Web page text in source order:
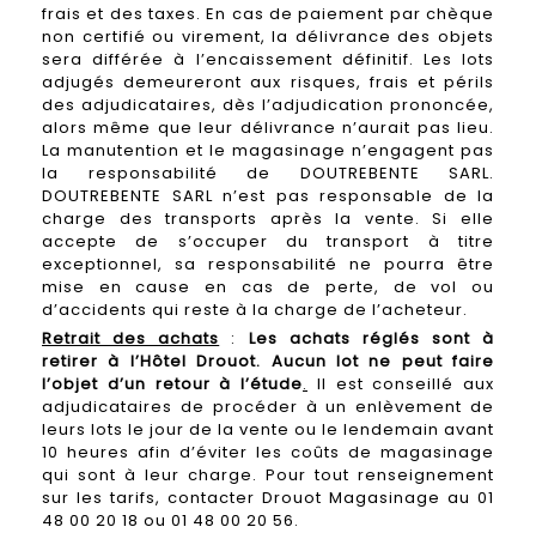
frais et des taxes. En cas de paiement par chèque
non certifié ou virement, la délivrance des objets
sera différée à l’encaissement définitif. Les lots
adjugés demeureront aux risques, frais et périls
des adjudicataires, dès l’adjudication prononcée,
alors même que leur délivrance n’aurait pas lieu.
La manutention et le magasinage n’engagent pas
la responsabilité de DOUTREBENTE SARL.
DOUTREBENTE SARL n’est pas responsable de la
charge des transports après la vente. Si elle
accepte de s’occuper du transport à titre
exceptionnel, sa responsabilité ne pourra être
mise en cause en cas de perte, de vol ou
d’accidents qui reste à la charge de l’acheteur.
Retrait des achats : Les achats réglés sont à
retirer à l’Hôtel Drouot. Aucun lot ne peut faire
l’objet d’un retour à l’étude. Il est conseillé aux
adjudicataires de procéder à un enlèvement de
leurs lots le jour de la vente ou le lendemain avant
10 heures afin d’éviter les coûts de magasinage
qui sont à leur charge. Pour tout renseignement
sur les tarifs, contacter Drouot Magasinage au 01
48 00 20 18 ou 01 48 00 20 56.